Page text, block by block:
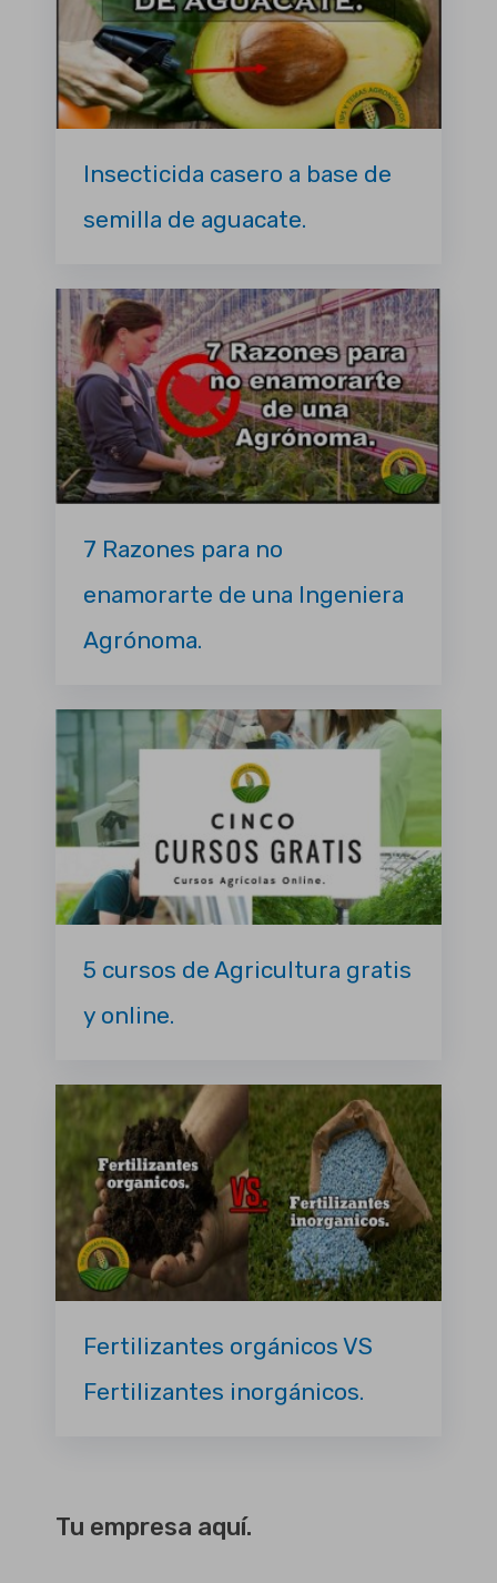
Insecticida casero a base de
semilla de aguacate.
7 Razones para no
enamorarte de una Ingeniera
Agrónoma.
5 cursos de Agricultura gratis
y online.
Fertilizantes orgánicos VS
Fertilizantes inorgánicos.
Tu empresa aquí.